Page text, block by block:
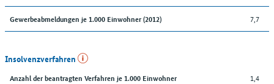
Gewerbeabmeldungen je 1.000 Einwohner (2012) 7,7
Insolvenzverfahren
Anzahl der beantragten Verfahren je 1.000 Einwohner
1,4